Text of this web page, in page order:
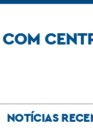
NOTÍCIAS